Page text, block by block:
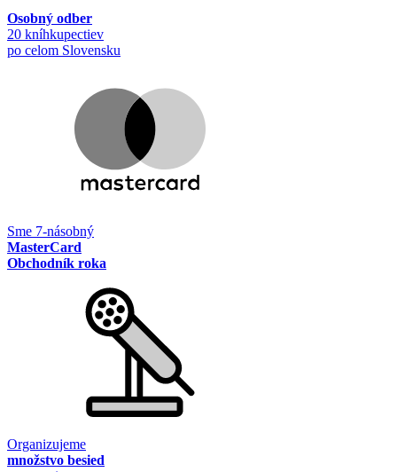
Osobný odber
20 kníhkupectiev
po celom Slovensku
Sme 7-násobný
MasterCard
Obchodník roka
Organizujeme
množstvo besied